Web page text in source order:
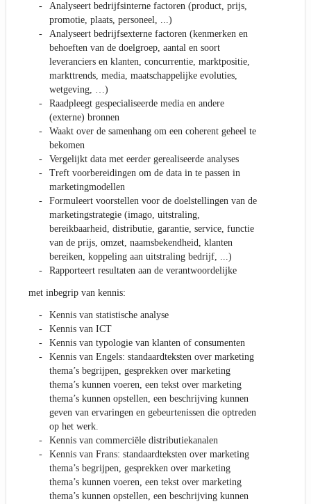
Analyseert bedrijfsinterne factoren (product, prijs,
promotie, plaats, personeel, ...)
Analyseert bedrijfsexterne factoren (kenmerken en
behoeften van de doelgroep, aantal en soort
leveranciers en klanten, concurrentie, marktpositie,
markttrends, media, maatschappelijke evoluties,
wetgeving, …)
Raadpleegt gespecialiseerde media en andere
(externe) bronnen
Waakt over de samenhang om een coherent geheel te
bekomen
Vergelijkt data met eerder gerealiseerde analyses
Treft voorbereidingen om de data in te passen in
marketingmodellen
Formuleert voorstellen voor de doelstellingen van de
marketingstrategie (imago, uitstraling,
bereikbaarheid, distributie, garantie, service, functie
van de prijs, omzet, naamsbekendheid, klanten
bereiken, koppeling aan uitstraling bedrijf, ...)
Rapporteert resultaten aan de verantwoordelijke
met inbegrip van kennis:
Kennis van statistische analyse
Kennis van ICT
Kennis van typologie van klanten of consumenten
Kennis van Engels: standaardteksten over marketing
thema’s begrijpen, gesprekken over marketing
thema’s kunnen voeren, een tekst over marketing
thema’s kunnen opstellen, een beschrijving kunnen
geven van ervaringen en gebeurtenissen die optreden
op het werk.
Kennis van commerciële distributiekanalen
Kennis van Frans: standaardteksten over marketing
thema’s begrijpen, gesprekken over marketing
thema’s kunnen voeren, een tekst over marketing
thema’s kunnen opstellen, een beschrijving kunnen